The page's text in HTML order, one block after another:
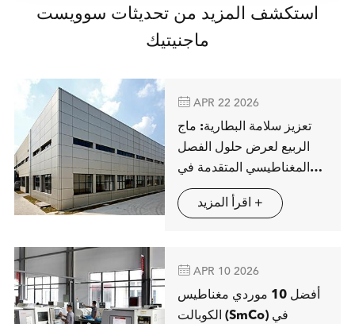
استكشف المزيد من تحديثات سوويست
ماجنيتيك
 APR 22 2026
تعزيز سلامة البطارية: ماج
الربيع لعرض حلول الفصل
المغناطيسي المتقدمة في
شتوتغارت
اقرأ المزيد +
 APR 10 2026
أفضل 10 موردي مغناطيس
الكوبالت (SmCo) في